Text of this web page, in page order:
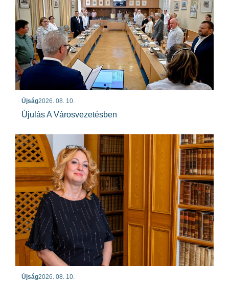
Újság2026. 08. 10.
Újulás A Városvezetésben
Újság2026. 08. 10.